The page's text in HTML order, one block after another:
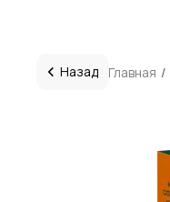
Назад Главная